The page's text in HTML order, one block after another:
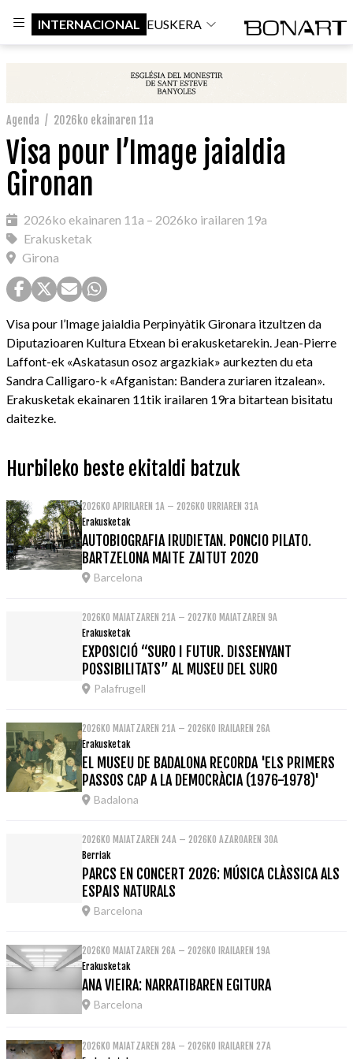
INTERNACIONAL EUSKERA
Agenda / 2026ko ekainaren 11a
Visa pour l’Image jaialdia
Gironan
2026ko ekainaren 11a – 2026ko irailaren 19a
Erakusketak
Girona
Visa pour l’Image jaialdia Perpinyàtik Gironara itzultzen da
Diputazioaren Kultura Etxean bi erakusketarekin. Jean-Pierre
Laffont-ek «Askatasun osoz argazkiak» aurkezten du eta
Sandra Calligaro-k «Afganistan: Bandera zuriaren itzalean».
Erakusketak ekainaren 11tik irailaren 19ra bitartean bisitatu
daitezke.
Hurbileko beste ekitaldi batzuk
2026KO APIRILAREN 1A – 2026KO URRIAREN 31A
Erakusketak
AUTOBIOGRAFIA IRUDIETAN. PONCIO PILATO.
BARTZELONA MAITE ZAITUT 2020
Barcelona
2026KO MAIATZAREN 21A – 2027KO MAIATZAREN 9A
Erakusketak
EXPOSICIÓ “SURO I FUTUR. DISSENYANT
POSSIBILITATS” AL MUSEU DEL SURO
Palafrugell
2026KO MAIATZAREN 21A – 2026KO IRAILAREN 26A
Erakusketak
EL MUSEU DE BADALONA RECORDA 'ELS PRIMERS
PASSOS CAP A LA DEMOCRÀCIA (1976-1978)'
Badalona
2026KO MAIATZAREN 24A – 2026KO AZAROAREN 30A
Berriak
PARCS EN CONCERT 2026: MÚSICA CLÀSSICA ALS
ESPAIS NATURALS
Barcelona
2026KO MAIATZAREN 26A – 2026KO IRAILAREN 19A
Erakusketak
ANA VIEIRA: NARRATIBAREN EGITURA
Barcelona
2026KO MAIATZAREN 28A – 2026KO IRAILAREN 27A